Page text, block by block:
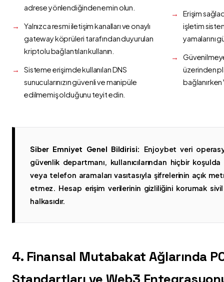
adrese yönlendiğinden emin olun.
Yalnızca resmi iletişim kanalları ve onaylı
gateway köprüleri tarafından duyurulan
kriptolu bağlantıları kullanın.
Sisteme erişimde kullanılan DNS
sunucularınızın güvenli ve manipüle
edilmemiş olduğunu teyit edin.
Erişim
işletim
yamalarını
üzerinden
bağlanırken
Siber Emniyet Genel Bildirisi:
Enjoybet veri
güvenlik departmanı, kullanıcılarından hiçbir
veya telefon aramaları vasıtasıyla şifrelerinin açık
etmez. Hesap erişim verilerinin gizliliğini korumak
halkasıdır.
4. Finansal Mutabakat Ağlarında